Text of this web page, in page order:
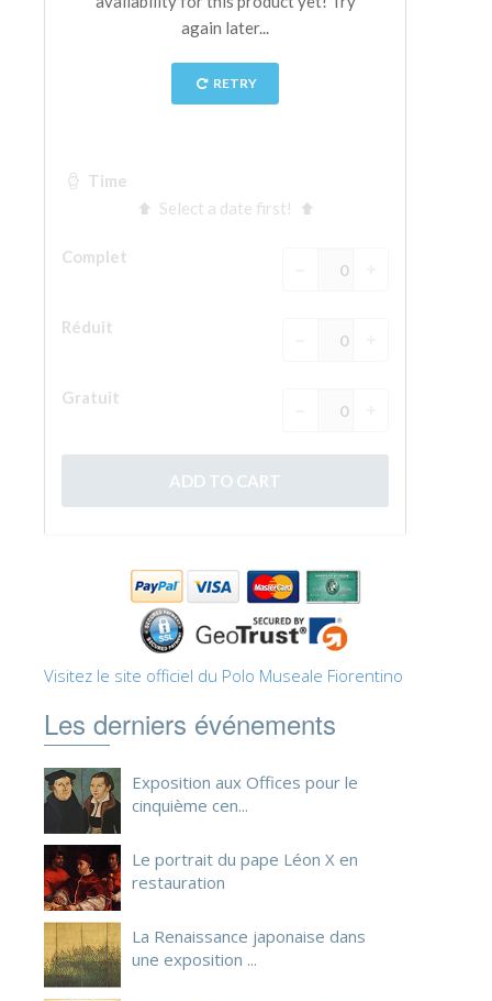
Le Palazzo Vecchio
Santa Maria Novella
la Basilique de Santa Croce
ESPAÑOL
Visitez le site officiel du Polo Museale Fiorentino
Les derniers événements
Exposition aux Offices pour le
cinquième cen...
Le portrait du pape Léon X en
restauration
La Renaissance japonaise dans
une exposition ...